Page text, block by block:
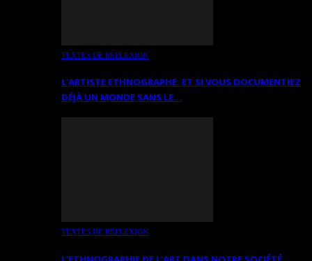
TEXTES DE RÉFLEXION
L’ARTISTE ETHNOGRAPHE: ET SI VOUS DOCUMENTIEZ
DÉJÀ UN MONDE SANS LE…
TEXTES DE RÉFLEXION